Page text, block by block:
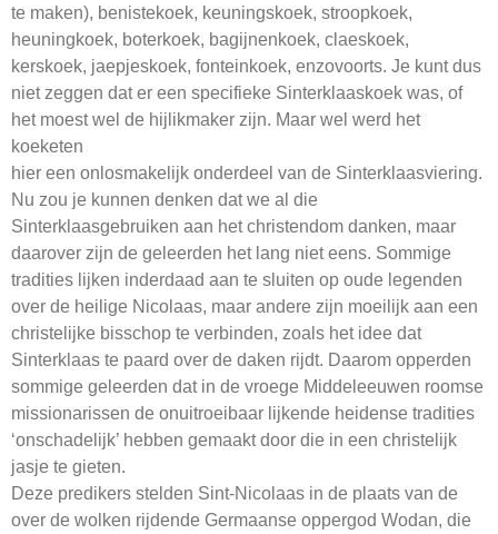
te maken), benistekoek, keuningskoek, stroopkoek,
heuningkoek, boterkoek, bagijnenkoek, claeskoek,
kerskoek, jaepjeskoek, fonteinkoek, enzovoorts. Je kunt dus
niet zeggen dat er een specifieke Sinterklaaskoek was, of
het moest wel de hijlikmaker zijn. Maar wel werd het
koeketen
hier een onlosmakelijk onderdeel van de Sinterklaasviering.
Nu zou je kunnen denken dat we al die
Sinterklaasgebruiken aan het christendom danken, maar
daarover zijn de geleerden het lang niet eens. Sommige
tradities lijken inderdaad aan te sluiten op oude legenden
over de heilige Nicolaas, maar andere zijn moeilijk aan een
christelijke bisschop te verbinden, zoals het idee dat
Sinterklaas te paard over de daken rijdt. Daarom opperden
sommige geleerden dat in de vroege Middeleeuwen roomse
missionarissen de onuitroeibaar lijkende heidense tradities
‘onschadelijk’ hebben gemaakt door die in een christelijk
jasje te gieten.
Deze predikers stelden Sint-Nicolaas in de plaats van de
over de wolken rijdende Germaanse oppergod Wodan, die